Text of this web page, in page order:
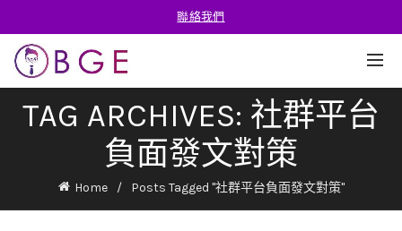
聯絡我們
TAG ARCHIVES: 社群平台
負面發文對策
Home Posts Tagged "社群平台負面發文對策"